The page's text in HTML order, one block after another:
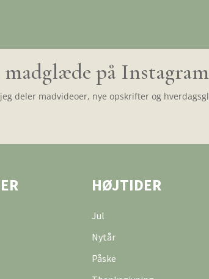
madglæde på Instagram
deler madvideoer, nye opskrifter og
HØJTIDER
Jul
Nytår
Påske